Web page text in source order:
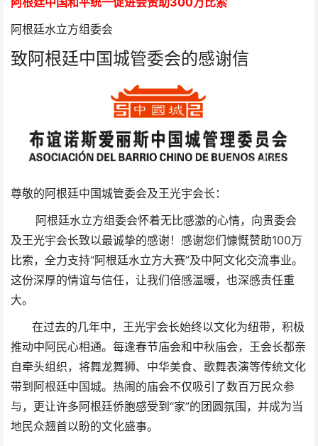
阿根廷水立方组委会
致阿根廷中国城管委会的感谢信
尊敬的阿根廷中国城管委会及王光宇会长：
阿根廷水立方组委会怀着无比感激的心情，向贵委会
及王光宇会长致以最诚挚的感谢！感谢您们慷慨赞助100万
比索，全力支持“阿根廷水立方大赛”及中阿文化交流事业。
这份深厚的情谊与信任，让我们倍感温暖，也深感责任重
大。
在过去的几年中，王光宇会长始终以文化为纽带，积极
推动中阿民心相通。每逢春节庙会和中秋庙会，王会长都亲
自牵头组织，将舞龙舞狮、中华美食、歌舞表演等传统文化
带到阿根廷中国城。热闹的庙会不仅吸引了数百万民众参
与，更让许多阿根廷侨胞感受到“家”的团圆氛围，并成为当
地民众翘首以盼的文化盛事。